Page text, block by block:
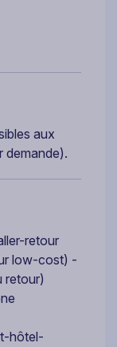
aux
demande).
retour
low-cost) -
retour)
hôtel-